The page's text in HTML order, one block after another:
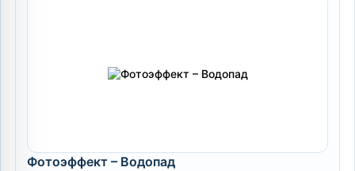
Фотоэффект – Водопад